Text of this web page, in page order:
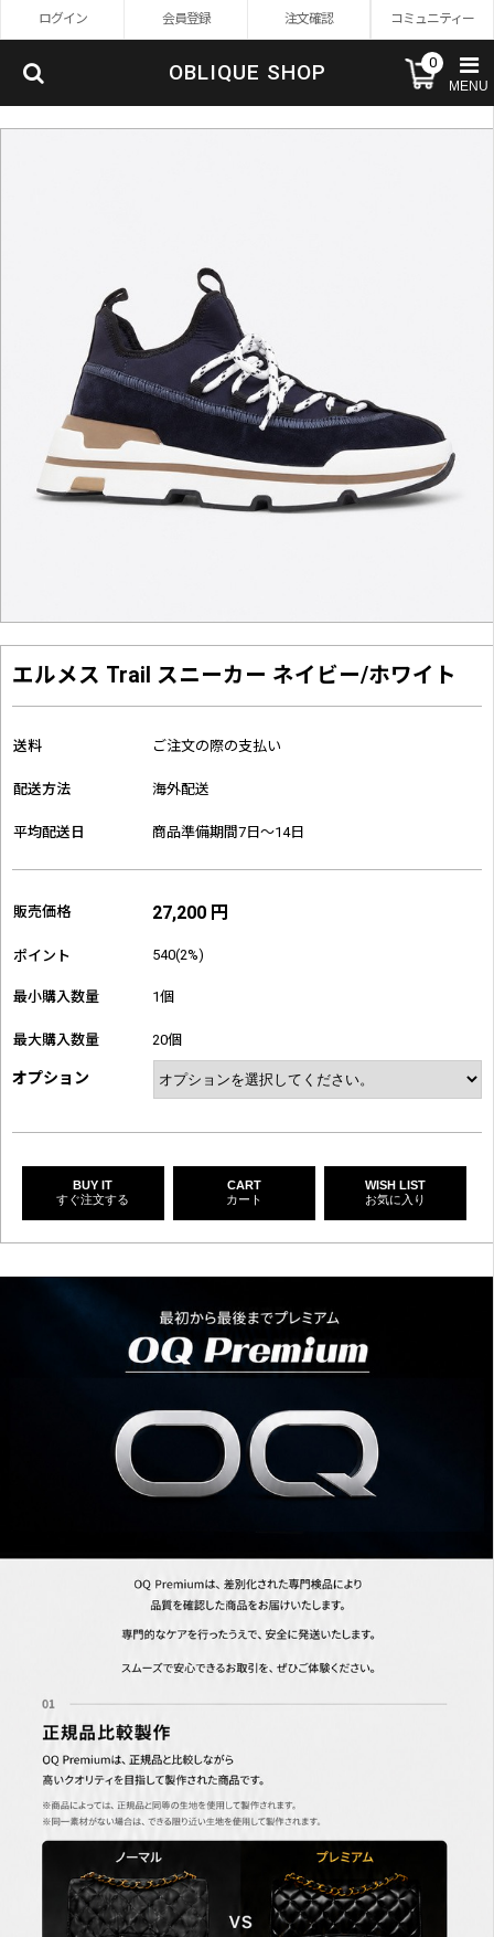
ログイン 会員登録 注文確認 コミュニティー
OBLIQUE SHOP 0
MENU
エルメス Trail スニーカー ネイビー/ホワイト
送料 ご注文の際の支払い
配送方法 海外配送
平均配送日 商品準備期間7日～14日
販売価格 27,200 円
ポイント 540(2%)
最小購入数量 1個
最大購入数量 20個
オプション
BUY IT
すぐ注文する
CART
カート
WISH LIST
お気に入り